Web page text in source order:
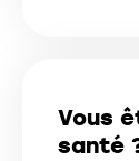
Vous
santé